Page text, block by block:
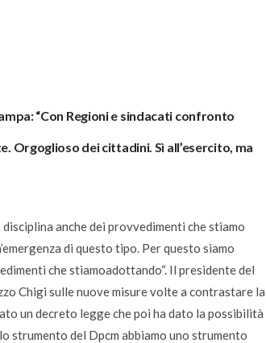
“Con Regioni e sindacati confronto
Orgoglioso dei cittadini. Sì all’esercito, ma
anche dei provvedimenti che stiamo
di questo tipo. Per questo siamo
che stiamoadottando“. Il presidente del
Chigi sulle nuove misure volte a contrastare la
un decreto legge che poi ha dato la possibilità
strumento del Dpcm abbiamo uno strumento